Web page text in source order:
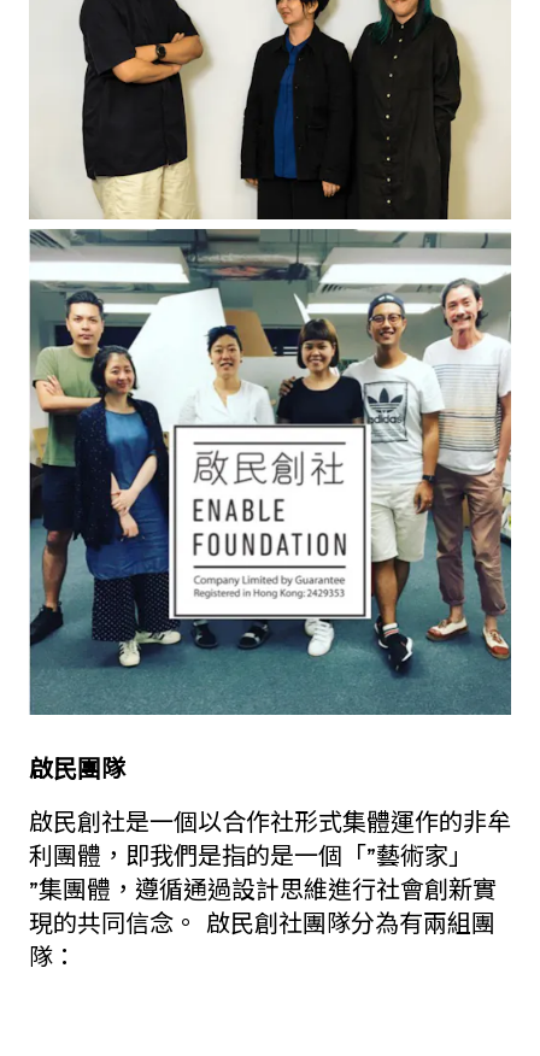
啟民團隊
啟民創社是一個以合作社形式集體運作的非牟
利團體，即我們是指的是一個「”藝術家」
”集團體，遵循通過設計思維進行社會創新實
現的共同信念。 啟民創社團隊分為有兩組團
隊：